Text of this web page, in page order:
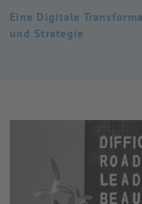
Eine Digitale
und Strategie